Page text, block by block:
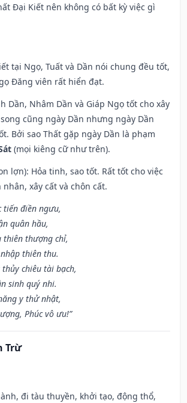
Đại Kiết nên không có bất kỳ việc gì
tại Ngọ, Tuất và Dần nói chung đều tốt,
Đăng viên rất hiển đạt.
Dần, Nhâm Dần và Giáp Ngọ tốt cho xây
cũng ngày Dần nhưng ngày Dần
Bởi sao Thất gặp ngày Dần là phạm
(mọi kiêng cữ như trên).
lợn): Hỏa tinh, sao tốt. Rất tốt cho việc
xây cất và chôn cất.
tiến điền ngưu,
quân hầu,
thiên thượng chỉ,
thiên thu.
chiêu tài bạch,
sinh quý nhi.
y thử nhật,
Phúc vô ưu!”
Trừ
đi tàu thuyền, khởi tạo, động thổ,